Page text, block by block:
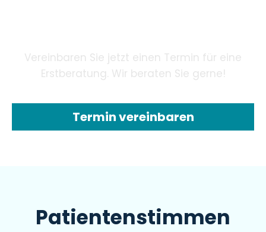
Vereinbaren Sie jetzt einen Termin für eine
Erstberatung. Wir beraten Sie gerne!
Termin vereinbaren
Patientenstimmen